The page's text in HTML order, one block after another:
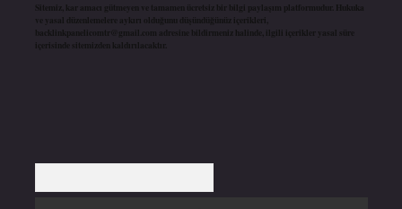
Sitemiz, kar amacı gütmeyen ve tamamen ücretsiz bir bilgi paylaşım platformudur. Hukuka
ve yasal düzenlemelere aykırı olduğunu düşündüğünüz içerikleri,
backlinkpanelicomtr@gmail.com adresine bildirmeniz halinde, ilgili içerikler yasal süre
içerisinde sitemizden kaldırılacaktır.